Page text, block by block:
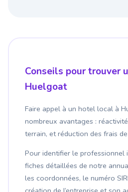
Conseils pour trouver
Huelgoat
Faire appel à un hotel local à
nombreux avantages :
terrain, et réduction des frais
Pour identifier le professionnel
fiches détaillées de notre
les coordonnées, le numéro